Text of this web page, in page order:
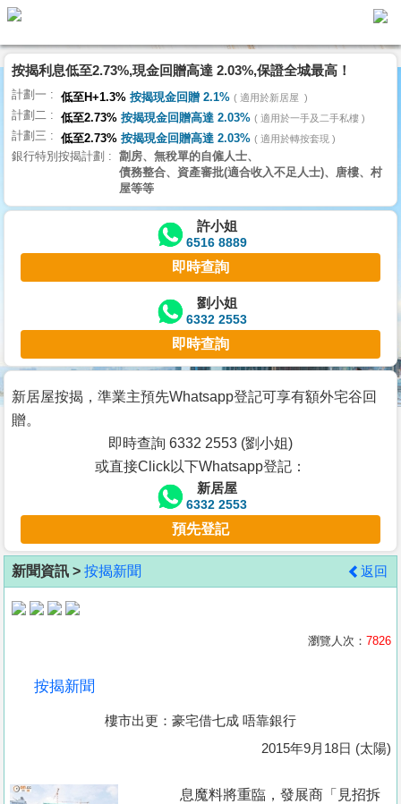
主
頁
搵
樓/
交
業
主
宅
谷
按
客
地
產
按揭利息低至2.73%,現金回贈高達 2.03%,保證全城最高！
計劃一 低至H+1.3% 按揭現金回贈 2.1% 適用於新居屋
計劃二 低至2.73% 按揭現金回贈高達 2.03% 適用於一手及二手私樓
計劃三 低至2.73% 按揭現金回贈高達 2.03% 適用於轉按套現
銀行特別按揭計劃
劏房、無稅單的自僱人士、
債務整合、資產審批(適合收入不足人士)、唐樓、村
屋等等
許小姐
6516 8889
即時查詢
劉小姐
6332 2553
即時查詢
新居屋按揭，準業主預先Whatsapp登記可享有額外宅谷回
贈。
即時查詢 6332 2553 (劉小姐)
或直接Click以下Whatsapp登記：
新居屋
6332 2553
預先登記
新聞資訊 > 按揭新聞 返回
瀏覽人次： 7826
按揭新聞
樓市出更：豪宅借七成 唔靠銀行
2015年9月18日 (太陽)
息魔料將重臨，發展商「見招拆